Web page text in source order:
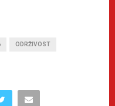
ODRŽIVOST